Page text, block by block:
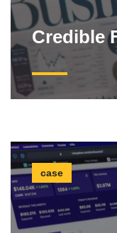
Credible
case